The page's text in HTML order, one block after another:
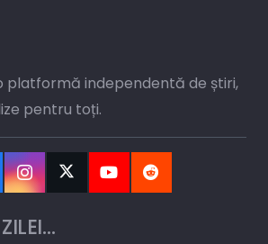
platformă independentă de știri,
pentru toți.